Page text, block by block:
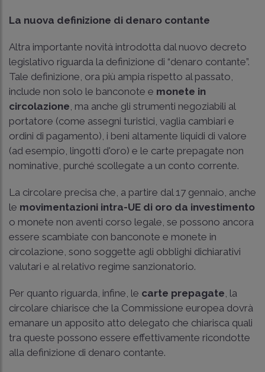
La nuova definizione di denaro contante
Altra importante novità introdotta dal nuovo decreto
legislativo riguarda la definizione di “denaro contante”.
Tale definizione, ora più ampia rispetto al passato,
include non solo le banconote e monete in
circolazione , ma anche gli strumenti negoziabili al
portatore (come assegni turistici, vaglia cambiari e
ordini di pagamento), i beni altamente liquidi di valore
(ad esempio, lingotti d'oro) e le carte prepagate non
nominative, purché scollegate a un conto corrente.
La circolare precisa che, a partire dal 17 gennaio, anche
le movimentazioni intra-UE di oro da investimento
o monete non aventi corso legale, se possono ancora
essere scambiate con banconote e monete in
circolazione, sono soggette agli obblighi dichiarativi
valutari e al relativo regime sanzionatorio.
Per quanto riguarda, infine, le carte prepagate , la
circolare chiarisce che la Commissione europea dovrà
emanare un apposito atto delegato che chiarisca quali
tra queste possono essere effettivamente ricondotte
alla definizione di denaro contante.